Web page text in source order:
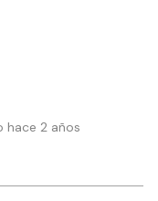
hace 2 años